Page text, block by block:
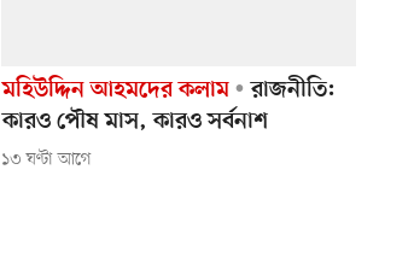
মহিউদ্দিন আহমদের কলাম
রাজনীতি:
কারও পৌষ মাস, কারও সর্বনাশ
১৩ ঘণ্টা আগে